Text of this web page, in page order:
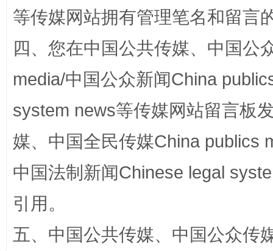
国家大学科技园优化重塑工作
等传媒网站拥有管理笔名和留言
四、您在中国公共传媒、中国公
media/中国公众新闻China
system news等传媒网站留言板
媒、中国全民传媒China publics
中国法制新闻Chinese legal
引用。
五、中国公共传媒、中国公众传